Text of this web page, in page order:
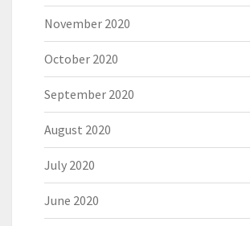
November 2020
October 2020
September 2020
August 2020
July 2020
June 2020